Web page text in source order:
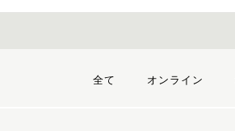
全て オンライン